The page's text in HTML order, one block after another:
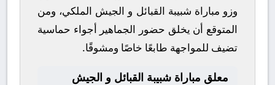
وزو مباراة شبيبة القبائل و الجيش الملكي، ومن
المتوقع أن يخلق حضور الجماهير أجواء حماسية
تضيف للمواجهة طابعًا خاصًا ومشوقًا.
معلق مباراة شبيبة القبائل و الجيش